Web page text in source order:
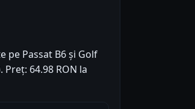
pe Passat B6 și Golf
64.98 RON la